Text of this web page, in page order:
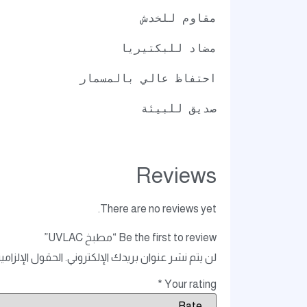
مقاوم للخدش
مضاد للبكتيريا
احتفاظ عالي بالمسمار
صديق للبيئة
Reviews
There are no reviews yet.
Be the first to review “مطبخ UVLAC”
لن يتم نشر عنوان بريدك الإلكتروني. الحقول
Your rating
*